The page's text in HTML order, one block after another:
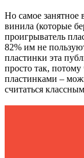
Но самое занятное
винила (которые
проигрыватель
82% им не
пластинки эта
просто так,
пластинками –
считаться